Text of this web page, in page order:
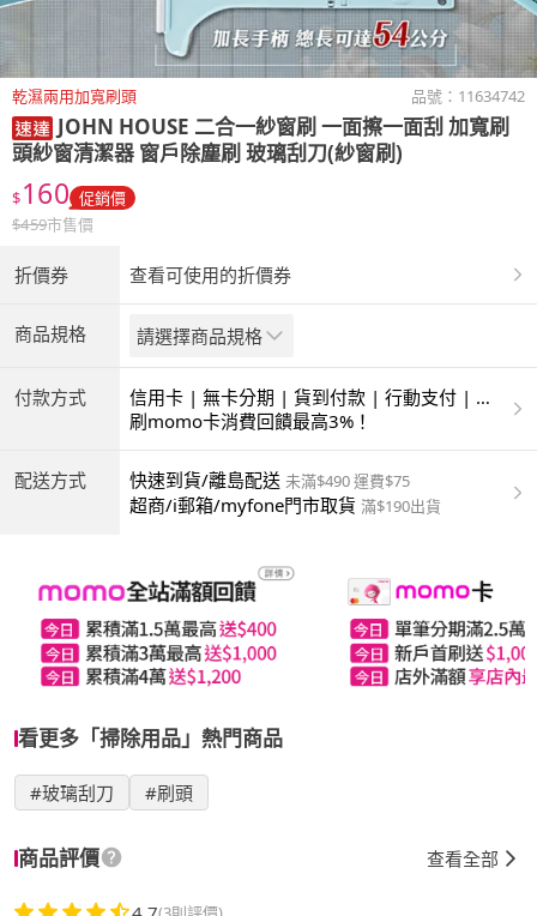
乾濕兩用加寬刷頭 品號： 11634742
JOHN HOUSE 二合一紗窗刷 一面擦一面刮 加寬刷
頭紗窗清潔器 窗戶除塵刷 玻璃刮刀(紗窗刷)
$160 促銷價
$459市售價
折價券 查看可使用的折價券
商品規格 請選擇商品規格
付款方式
信用卡 | 無卡分期 | 貨到付款 | 行動支付 | 超
商付款 | ATM | 銀聯卡
刷momo卡消費回饋最高3%！
配送方式 快速到貨/離島配送 未滿$490 運費$75
超商/i郵箱/myfone門市取貨 滿$190出貨
看更多「掃除用品」熱門商品
#玻璃刮刀 #刷頭
商品評價 查看全部